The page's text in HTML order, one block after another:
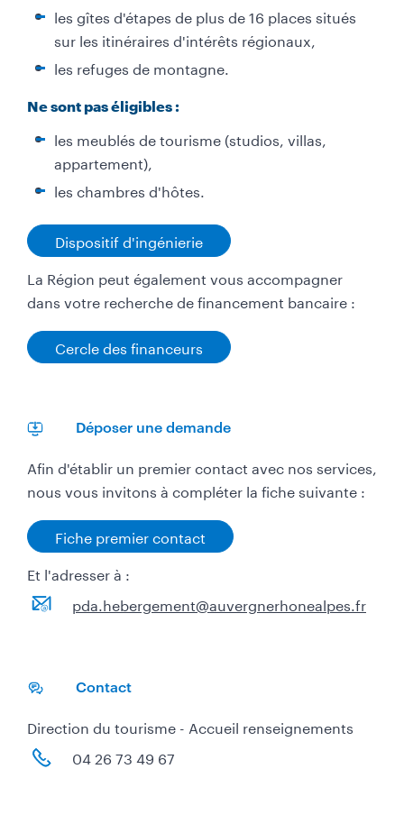
les gîtes d'étapes de plus de 16 places situés
sur les itinéraires d'intérêts régionaux,
les refuges de montagne.
Ne sont pas éligibles :
les meublés de tourisme (studios, villas,
appartement),
les chambres d'hôtes.
Dispositif d'ingénierie
La Région peut également vous accompagner
dans votre recherche de financement bancaire :
Cercle des financeurs
Déposer une demande
​Afin d'établir un premier contact avec nos services,
nous vous invitons à compléter la fiche suivante :
Fiche premier contact
Et l'adresser à :
pda.hebergement@auvergnerhonealpes.fr
Contact
Direction du tourisme - Accueil renseignements
04 26 73 49 67